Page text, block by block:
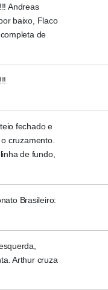
Andreas
baixo, Flaco
de
fechado e
cruzamento.
de fundo,
Brasileiro:
Arthur cruza